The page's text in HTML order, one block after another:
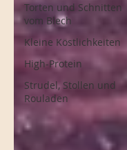
Torten und Schnitten
vom Blech
Kleine Köstlichkeiten
High-Protein
Strudel, Stollen und
Rouladen